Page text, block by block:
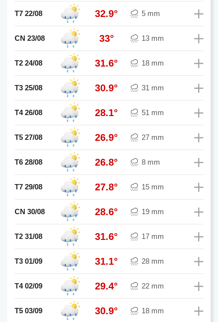
T7 22/08 32.9° 5 mm
CN 23/08 33° 13 mm
T2 24/08 31.6° 18 mm
T3 25/08 30.9° 31 mm
T4 26/08 28.1° 51 mm
T5 27/08 26.9° 27 mm
T6 28/08 26.8° 8 mm
T7 29/08 27.8° 15 mm
CN 30/08 28.6° 19 mm
T2 31/08 31.6° 17 mm
T3 01/09 31.1° 28 mm
T4 02/09 29.4° 22 mm
T5 03/09 30.9° 18 mm